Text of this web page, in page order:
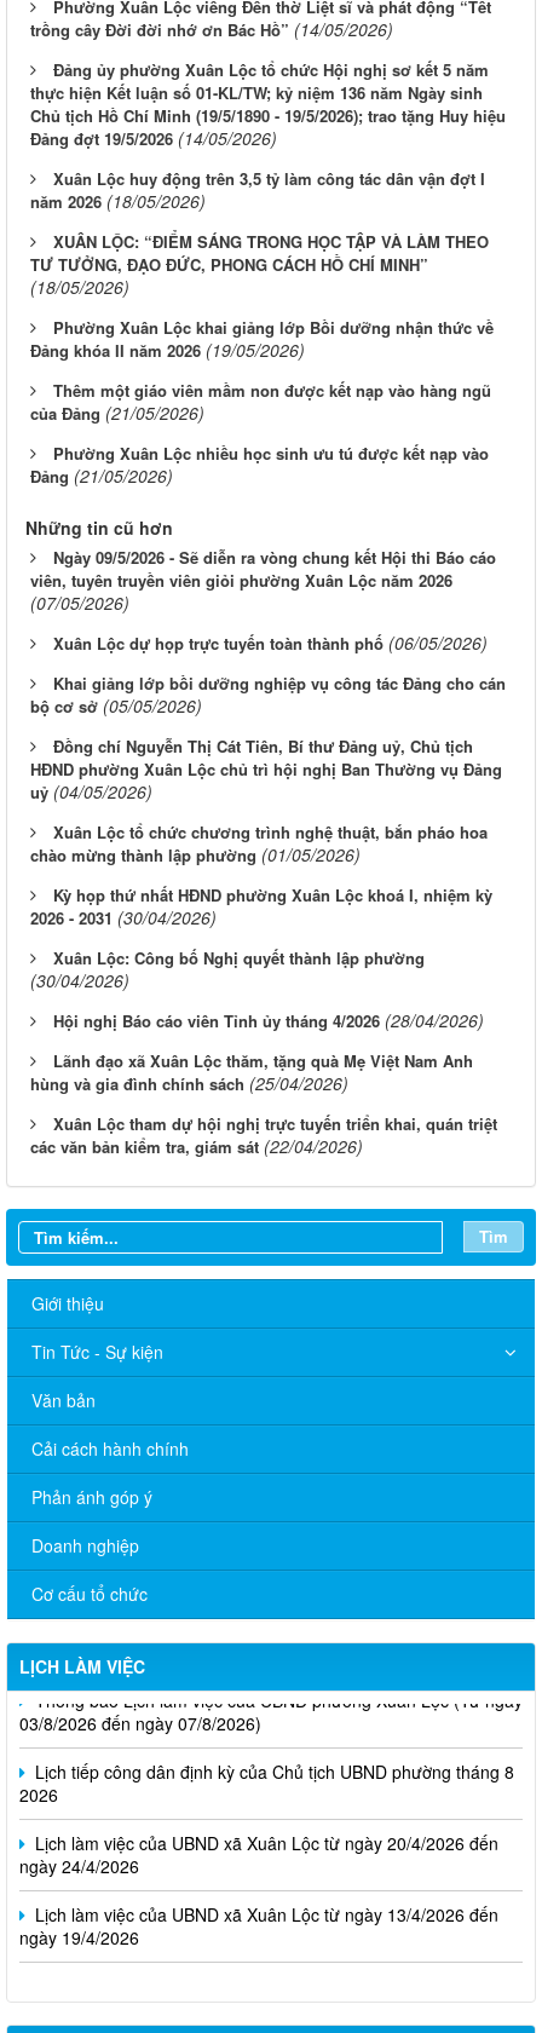
Phường Xuân Lộc viếng Đền thờ Liệt sĩ và phát động “Tết
trồng cây Đời đời nhớ ơn Bác Hồ” (14/05/2026)
Đảng ủy phường Xuân Lộc tổ chức Hội nghị sơ kết 5 năm
thực hiện Kết luận số 01-KL/TW; kỷ niệm 136 năm Ngày sinh
Chủ tịch Hồ Chí Minh (19/5/1890 - 19/5/2026); trao tặng Huy hiệu
Đảng đợt 19/5/2026 (14/05/2026)
Xuân Lộc huy động trên 3,5 tỷ làm công tác dân vận đợt I
năm 2026 (18/05/2026)
XUÂN LỘC: “ĐIỂM SÁNG TRONG HỌC TẬP VÀ LÀM THEO
TƯ TƯỞNG, ĐẠO ĐỨC, PHONG CÁCH HỒ CHÍ MINH”
(18/05/2026)
Phường Xuân Lộc khai giảng lớp Bồi dưỡng nhận thức về
Đảng khóa II năm 2026 (19/05/2026)
Thêm một giáo viên mầm non được kết nạp vào hàng ngũ
của Đảng (21/05/2026)
Phường Xuân Lộc nhiều học sinh ưu tú được kết nạp vào
Đảng (21/05/2026)
Những tin cũ hơn
Ngày 09/5/2026 - Sẽ diễn ra vòng chung kết Hội thi Báo cáo
viên, tuyên truyền viên giỏi phường Xuân Lộc năm 2026
(07/05/2026)
Xuân Lộc dự họp trực tuyến toàn thành phố (06/05/2026)
Khai giảng lớp bồi dưỡng nghiệp vụ công tác Đảng cho cán
bộ cơ sở (05/05/2026)
Đồng chí Nguyễn Thị Cát Tiên, Bí thư Đảng uỷ, Chủ tịch
HĐND phường Xuân Lộc chủ trì hội nghị Ban Thường vụ Đảng
uỷ (04/05/2026)
Xuân Lộc tổ chức chương trình nghệ thuật, bắn pháo hoa
chào mừng thành lập phường (01/05/2026)
Kỳ họp thứ nhất HĐND phường Xuân Lộc khoá I, nhiệm kỳ
2026 - 2031 (30/04/2026)
Xuân Lộc: Công bố Nghị quyết thành lập phường
(30/04/2026)
Hội nghị Báo cáo viên Tỉnh ủy tháng 4/2026 (28/04/2026)
Lãnh đạo xã Xuân Lộc thăm, tặng quà Mẹ Việt Nam Anh
hùng và gia đình chính sách (25/04/2026)
Xuân Lộc tham dự hội nghị trực tuyến triển khai, quán triệt
các văn bản kiểm tra, giám sát (22/04/2026)
Tìm
Giới thiệu
Tin Tức - Sự kiện
Văn bản
Cải cách hành chính
Phản ánh góp ý
Doanh nghiệp
Cơ cấu tổ chức
LỊCH LÀM VIỆC
Thông báo Lịch làm việc của UBND phường Xuân Lộc (Từ ngày
03/8/2026 đến ngày 07/8/2026)
Lịch tiếp công dân định kỳ của Chủ tịch UBND phường tháng 8
2026
Lịch làm việc của UBND xã Xuân Lộc từ ngày 20/4/2026 đến
ngày 24/4/2026
Lịch làm việc của UBND xã Xuân Lộc từ ngày 13/4/2026 đến
ngày 19/4/2026